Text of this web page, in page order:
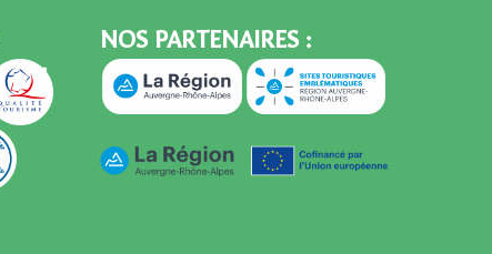
NOS PARTENAIRES :